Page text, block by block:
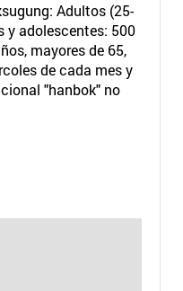
Adultos (25-
y adolescentes: 500
mayores de 65,
de cada mes y
"hanbok" no